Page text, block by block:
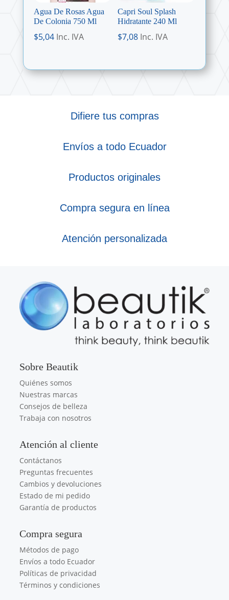
Agua De Rosas Agua
De Colonia 750 Ml
$5,04 Inc. IVA
Capri Soul Splash
Hidratante 240 Ml
$7,08 Inc. IVA
Difiere tus compras
Envíos a todo Ecuador
Productos originales
Compra segura en línea
Atención personalizada
Sobre Beautik
Quiénes somos
Nuestras marcas
Consejos de belleza
Trabaja con nosotros
Atención al cliente
Contáctanos
Preguntas frecuentes
Cambios y devoluciones
Estado de mi pedido
Garantía de productos
Compra segura
Métodos de pago
Envíos a todo Ecuador
Políticas de privacidad
Términos y condiciones